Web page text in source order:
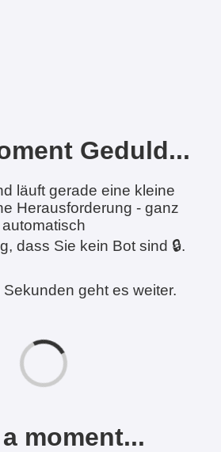
Geduld...
läuft gerade eine kleine
Herausforderung - ganz
automatisch
dass Sie kein Bot sind 🔒.
Sekunden geht es weiter.
moment...